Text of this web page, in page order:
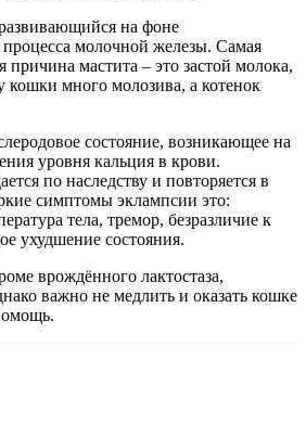
на фоне
процесса молочной железы. Самая
причина мастита – это застой молока,
кошки много молозива, а котенок
состояние, возникающее на
уровня кальция в крови.
по наследству и повторяется в
симптомы эклампсии это:
тела, тремор, безразличие к
ухудшение состояния.
врождённого лактостаза,
важно не медлить и оказать кошке